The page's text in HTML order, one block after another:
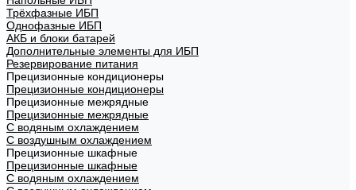
Трёхфазные ИБП
Однофазные ИБП
АКБ и блоки батарей
Дополнительные элементы для ИБП
Резервирование питания
Прецизионные кондиционеры
Прецизионные кондиционеры
Прецизионные межрядные
Прецизионные межрядные
С водяным охлаждением
С воздушным охлаждением
Прецизионные шкафные
Прецизионные шкафные
С водяным охлаждением